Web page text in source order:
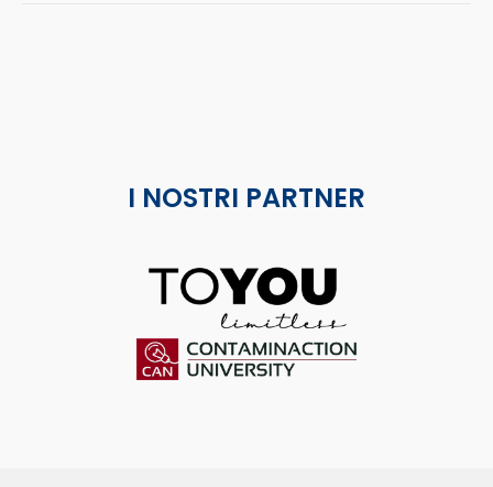
I NOSTRI PARTNER
ToYou